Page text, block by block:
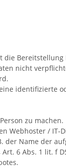
nicht
identifizierte
zu machen.
Webhoster /
der Name der
6 Abs. 1 lit. f